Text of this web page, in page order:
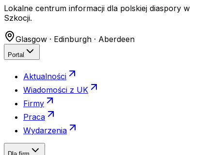
Lokalne centrum informacji dla polskiej diaspory w
Szkocji.
Glasgow · Edinburgh · Aberdeen
Portal
Aktualności
Wiadomości z UK
Firmy
Praca
Wydarzenia